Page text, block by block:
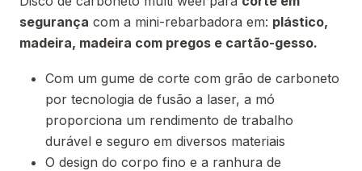
segurança com a mini-rebarbadora em: plástico,
madeira, madeira com pregos e cartão-gesso.
Com um gume de corte com grão de carboneto
por tecnologia de fusão a laser, a mó
proporciona um rendimento de trabalho
durável e seguro em diversos materiais
O design do corpo fino e a ranhura de